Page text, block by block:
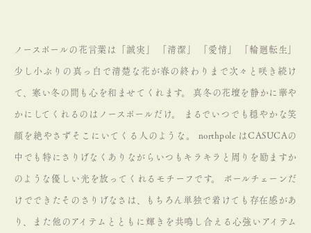
ノースポールの花言葉は「誠実」 「清潔」 「愛情」 「輪廻転生」
少し小ぶりの真っ白で清楚な花が春の終わりまで次々と咲き続け
て、寒い冬の間も心を和ませてくれます。 真冬の花壇を静かに華や
かにしてくれるのはノースポールだけ。 まるでいつでも穏やかな笑
顔を絶やさずそこにいてくる人のような。 northpole はCASUCAの
中でも特にさりげなくありながらいつもキラキラと周りを励ますか
のような優しい光を放ってくれるモチーフです。 ボールチェーンだ
けでできたそのさりげなさは、もちろん単独で着けても存在感があ
り、また他のアイテムとともに輝きを共鳴し合える心強いアイテム